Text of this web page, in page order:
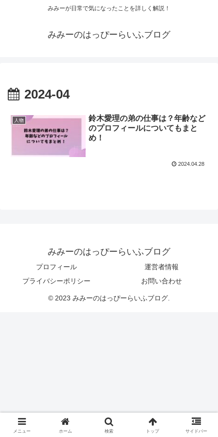
みみーが日常で気になったことを詳しく解説！
みみーのはっぴーらいふブログ
2024-04
人物
鈴木愛理の弟の仕事は？年齢など
のプロフィールについてもまと
め！
2024.04.28
みみーのはっぴーらいふブログ
プロフィール
運営者情報
プライバシーポリシー
お問い合わせ
© 2023 みみーのはっぴーらいふブログ.
メニュー ホーム 検索 トップ サイドバー